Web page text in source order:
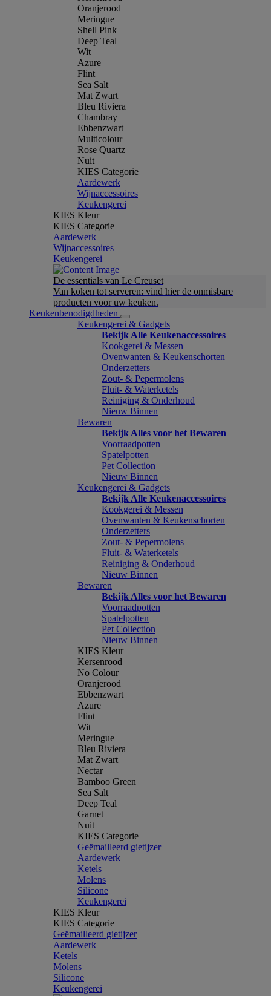
Oranjerood
Meringue
Shell Pink
Deep Teal
Wit
Azure
Flint
Sea Salt
Mat Zwart
Bleu Riviera
Chambray
Ebbenzwart
Multicolour
Rose Quartz
Nuit
KIES Categorie
Aardewerk
Wijnaccessoires
Keukengerei
KIES Kleur
KIES Categorie
Aardewerk
Wijnaccessoires
Keukengerei
De essentials van Le Creuset
Van koken tot serveren: vind hier de onmisbare
producten voor uw keuken.
Keukenbenodigdheden
Keukengerei & Gadgets
Bekijk Alle Keukenaccessoires
Kookgerei & Messen
Ovenwanten & Keukenschorten
Onderzetters
Zout- & Pepermolens
Fluit- & Waterketels
Reiniging & Onderhoud
Nieuw Binnen
Bewaren
Bekijk Alles voor het Bewaren
Voorraadpotten
Spatelpotten
Pet Collection
Nieuw Binnen
Keukengerei & Gadgets
Bekijk Alle Keukenaccessoires
Kookgerei & Messen
Ovenwanten & Keukenschorten
Onderzetters
Zout- & Pepermolens
Fluit- & Waterketels
Reiniging & Onderhoud
Nieuw Binnen
Bewaren
Bekijk Alles voor het Bewaren
Voorraadpotten
Spatelpotten
Pet Collection
Nieuw Binnen
KIES Kleur
Kersenrood
No Colour
Oranjerood
Ebbenzwart
Azure
Flint
Wit
Meringue
Bleu Riviera
Mat Zwart
Nectar
Bamboo Green
Sea Salt
Deep Teal
Garnet
Nuit
KIES Categorie
Geëmailleerd gietijzer
Aardewerk
Ketels
Molens
Silicone
Keukengerei
KIES Kleur
KIES Categorie
Geëmailleerd gietijzer
Aardewerk
Ketels
Molens
Silicone
Keukengerei